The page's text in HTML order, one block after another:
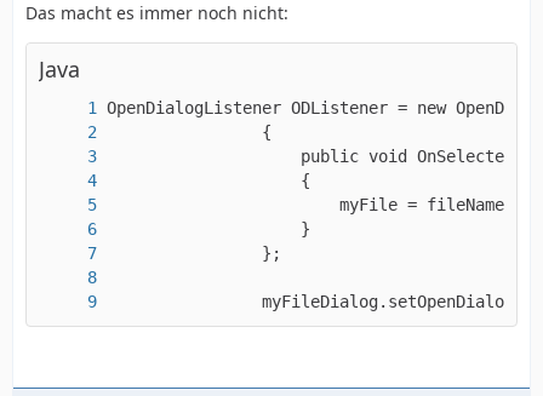
Das macht es immer noch nicht:
Java